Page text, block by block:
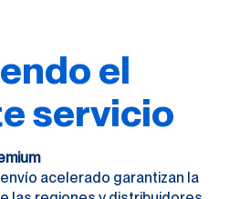
el
servicio
acelerado garantizan la